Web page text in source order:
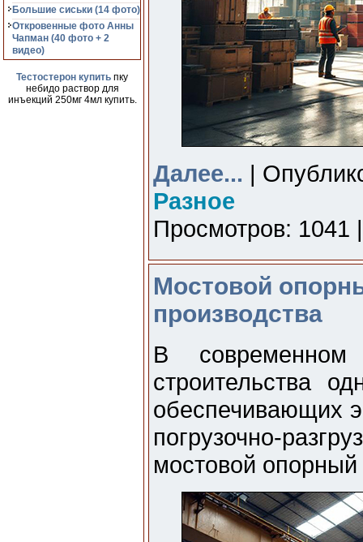
Большие сиськи (14 фото)
Откровенные фото Анны
Чапман (40 фото + 2
видео)
Тестостерон купить пку
небидо раствор для
инъекций 250мг 4мл купить.
Далее... |
Разное
Просмотров: 1041
Мостовой
производства
В
строительства
обеспечивающих
погрузочно-
мостовой опорный